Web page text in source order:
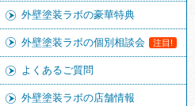
外壁塗装ラボの豪華特典
外壁塗装ラボの個別相談会 注目!
よくあるご質問
外壁塗装ラボの店舗情報